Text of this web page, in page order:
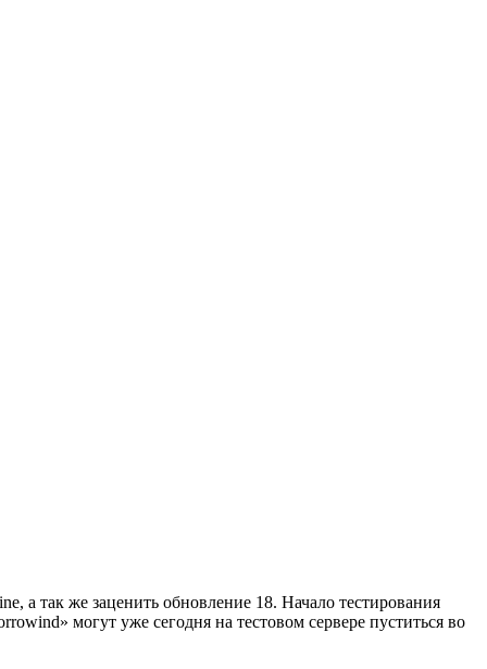
а так же заценить обновление 18. Начало тестирования
могут уже сегодня на тестовом сервере пуститься во